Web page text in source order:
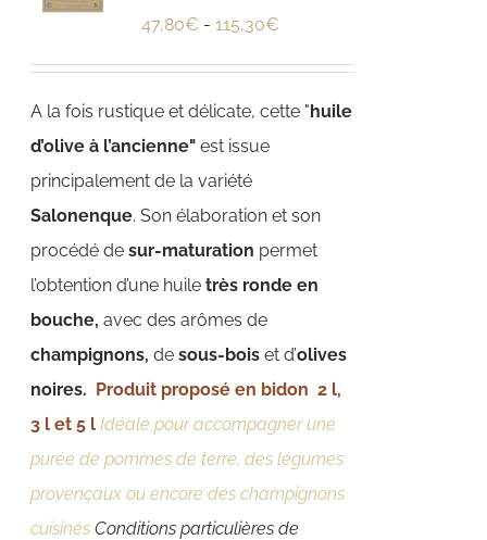
47,80€ -115,30€
A la fois rustique et délicate, cette "huile
d’olive à l’ancienne"est issue
principalement de la variété
Salonenque. Son élaboration et son
procédé desur-maturation permet
l’obtention d’une huiletrès ronde en
bouche,avec des arômes de
champignons,de sous-bois et d’olives
noires. Produit proposé en bidon 2 l,
3 l et 5 l Idéale pour accompagner une
purée de pommes de terre, des légumes
provençaux ou encore des champignons
cuisinés Conditions particulières de